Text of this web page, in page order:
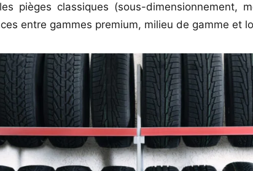
pièges classiques (sous-dimensionnement,
entre gammes premium, milieu de gamme et